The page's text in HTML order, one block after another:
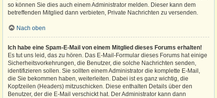
so können Sie dies auch einem Administrator melden. Dieser kann dem
betreffenden Mitglied dann verbieten, Private Nachrichten zu versenden.
Nach oben
Ich habe eine Spam-E-Mail von einem Mitglied dieses Forums erhalten!
Es tut uns leid, das zu hören. Das E-Mail-Formular dieses Forums hat einige
Sicherheitsvorkehrungen, die Benutzer, die solche Nachrichten senden,
identifizieren sollen. Sie sollten einem Administrator die komplette E-Mail,
die Sie bekommen haben, weiterleiten. Dabei ist es ganz wichtig, die
Kopfzeilen (Headers) mitzuschicken. Diese enthalten Details über den
Benutzer, der die E-Mail verschickt hat. Der Administrator kann dann